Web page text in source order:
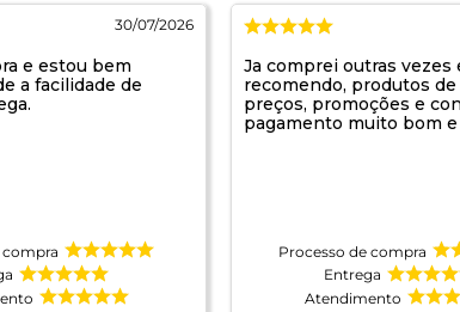
30/07/2026
e estou bem
a facilidade de
compra
Ja comprei outras vezes
recomendo, produtos de
preços, promoções e
pagamento muito bom
Processo de compra
Entrega
Atendimento